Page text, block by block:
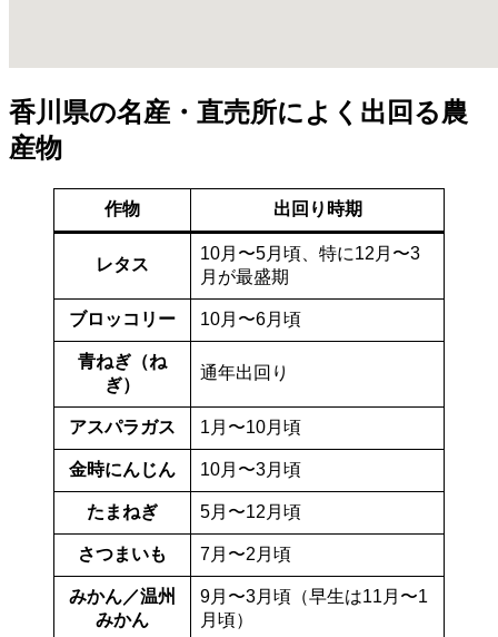
香川県の名産・直売所によく出回る農
産物
作物 出回り時期
レタス
10月〜5月頃、特に12月〜3
月が最盛期
ブロッコリー 10月〜6月頃
青ねぎ（ね
ぎ）
通年出回り
アスパラガス 1月〜10月頃
金時にんじん 10月〜3月頃
たまねぎ 5月〜12月頃
さつまいも 7月〜2月頃
みかん／温州
みかん
9月〜3月頃（早生は11月〜1
月頃）